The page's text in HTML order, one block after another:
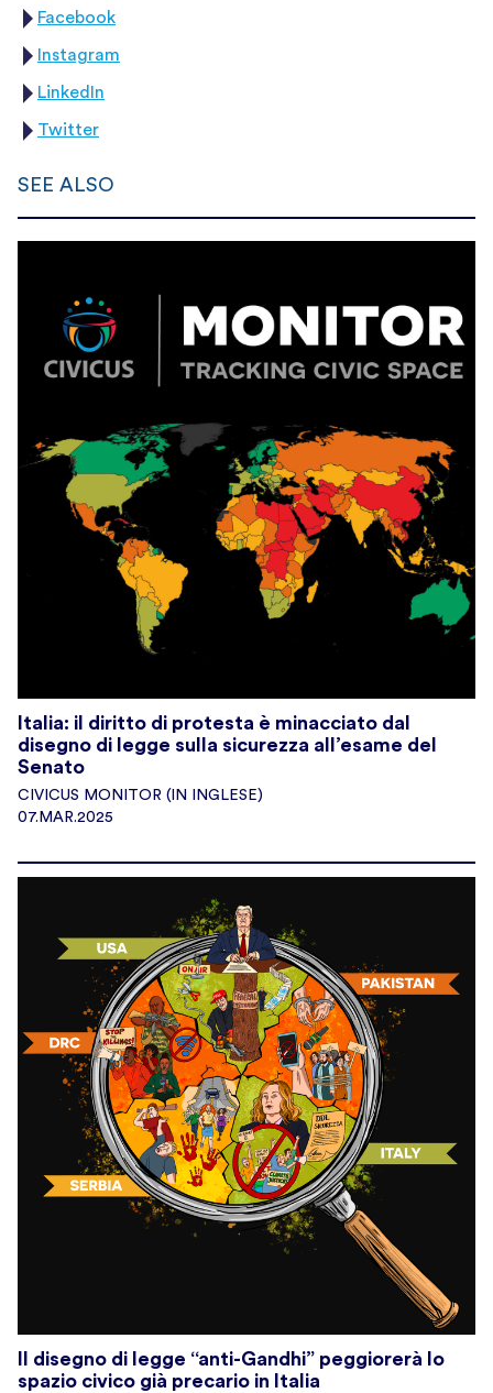
Facebook
Instagram
LinkedIn
Twitter
SEE ALSO
Italia: il diritto di protesta è minacciato dal
disegno di legge sulla sicurezza all’esame del
Senato
CIVICUS MONITOR (IN INGLESE)
07.MAR.2025
Il disegno di legge “anti-Gandhi” peggiorerà lo
spazio civico già precario in Italia